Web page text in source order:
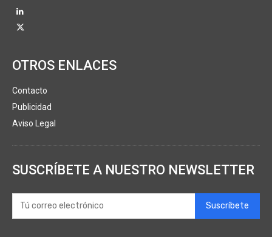
OTROS ENLACES
Contacto
Publicidad
Aviso Legal
SUSCRÍBETE A NUESTRO NEWSLETTER
Suscríbete